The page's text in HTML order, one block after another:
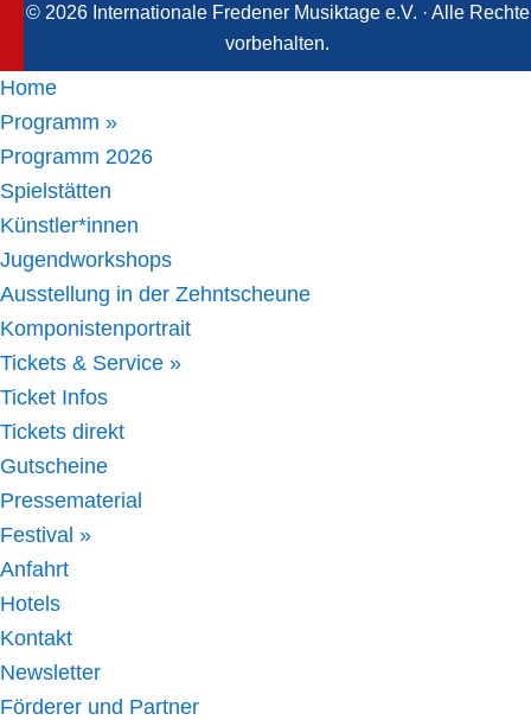
© 2026 Internationale Fredener Musiktage e.V. · Alle Rechte
vorbehalten.
Home
Programm »
Programm 2026
Spielstätten
Künstler*innen
Jugendworkshops
Ausstellung in der Zehntscheune
Komponistenportrait
Tickets & Service »
Ticket Infos
Tickets direkt
Gutscheine
Pressematerial
Festival »
Anfahrt
Hotels
Kontakt
Newsletter
Förderer und Partner